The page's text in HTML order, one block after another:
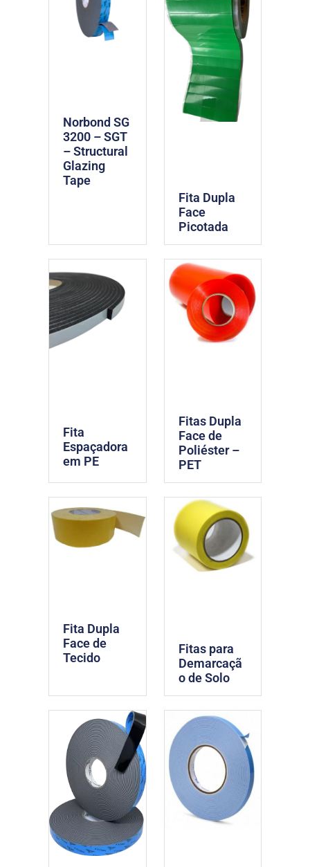
Norbond SG
3200 – SGT
– Structural
Glazing
Tape
Fita Dupla
Face
Picotada
Fita
Espaçadora
em PE
Fitas Dupla
Face de
Poliéster –
PET
Fita Dupla
Face de
Tecido
Fitas para
Demarcaçã
o de Solo